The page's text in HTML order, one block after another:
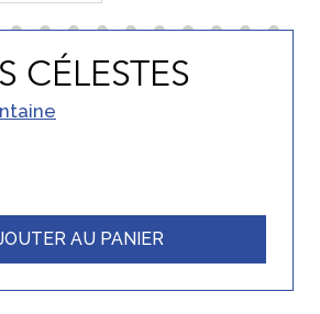
CÉLESTES
AU PANIER